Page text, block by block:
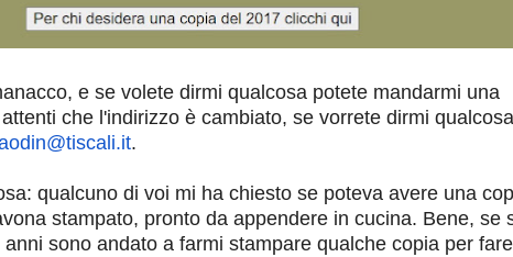
e se volete dirmi qualcosa potete mandarmi una
che l'indirizzo è cambiato, se vorrete dirmi qualcosa
.
qualcuno di voi mi ha chiesto se poteva avere una
stampato, pronto da appendere in cucina. Bene, se
sono andato a farmi stampare qualche copia per fare